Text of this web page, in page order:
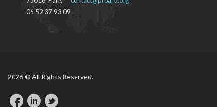
06 52 37 93 09
2026 © All Rights Reserved.